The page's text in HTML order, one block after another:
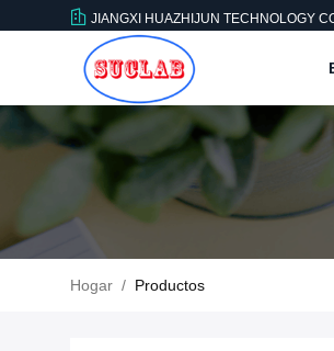
JIANGXI HUAZHIJUN TECHNOLOGY
Hogar / Productos